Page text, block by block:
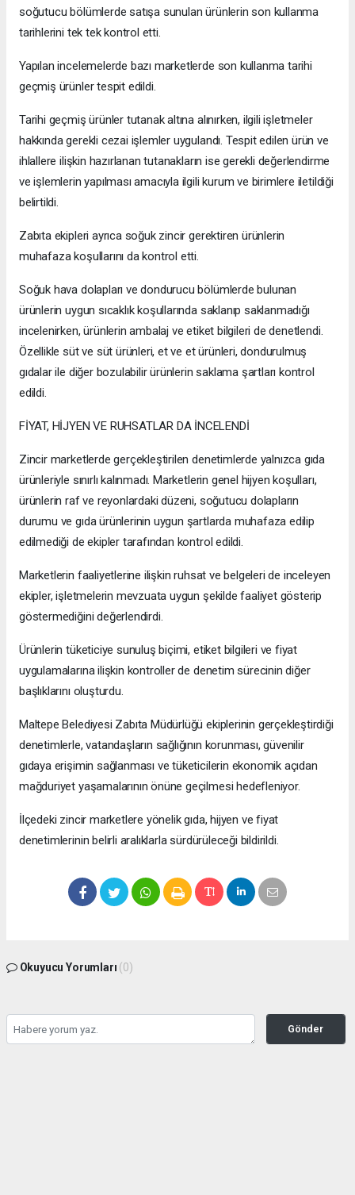
soğutucu bölümlerde satışa sunulan ürünlerin son kullanma
tarihlerini tek tek kontrol etti.
Yapılan incelemelerde bazı marketlerde son kullanma tarihi
geçmiş ürünler tespit edildi.
Tarihi geçmiş ürünler tutanak altına alınırken, ilgili işletmeler
hakkında gerekli cezai işlemler uygulandı. Tespit edilen ürün ve
ihlallere ilişkin hazırlanan tutanakların ise gerekli değerlendirme
ve işlemlerin yapılması amacıyla ilgili kurum ve birimlere iletildiği
belirtildi.
Zabıta ekipleri ayrıca soğuk zincir gerektiren ürünlerin
muhafaza koşullarını da kontrol etti.
Soğuk hava dolapları ve dondurucu bölümlerde bulunan
ürünlerin uygun sıcaklık koşullarında saklanıp saklanmadığı
incelenirken, ürünlerin ambalaj ve etiket bilgileri de denetlendi.
Özellikle süt ve süt ürünleri, et ve et ürünleri, dondurulmuş
gıdalar ile diğer bozulabilir ürünlerin saklama şartları kontrol
edildi.
FİYAT, HİJYEN VE RUHSATLAR DA İNCELENDİ
Zincir marketlerde gerçekleştirilen denetimlerde yalnızca gıda
ürünleriyle sınırlı kalınmadı. Marketlerin genel hijyen koşulları,
ürünlerin raf ve reyonlardaki düzeni, soğutucu dolapların
durumu ve gıda ürünlerinin uygun şartlarda muhafaza edilip
edilmediği de ekipler tarafından kontrol edildi.
Marketlerin faaliyetlerine ilişkin ruhsat ve belgeleri de inceleyen
ekipler, işletmelerin mevzuata uygun şekilde faaliyet gösterip
göstermediğini değerlendirdi.
Ürünlerin tüketiciye sunuluş biçimi, etiket bilgileri ve fiyat
uygulamalarına ilişkin kontroller de denetim sürecinin diğer
başlıklarını oluşturdu.
Maltepe Belediyesi Zabıta Müdürlüğü ekiplerinin gerçekleştirdiği
denetimlerle, vatandaşların sağlığının korunması, güvenilir
gıdaya erişimin sağlanması ve tüketicilerin ekonomik açıdan
mağduriyet yaşamalarının önüne geçilmesi hedefleniyor.
İlçedeki zincir marketlere yönelik gıda, hijyen ve fiyat
denetimlerinin belirli aralıklarla sürdürüleceği bildirildi.
Okuyucu Yorumları (0)
Gönder